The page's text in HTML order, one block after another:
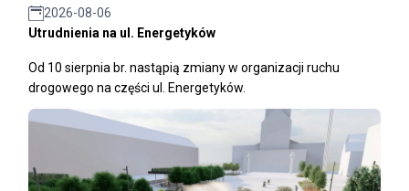
2026-08-06
Utrudnienia na ul. Energetyków
Od 10 sierpnia br. nastąpią zmiany w organizacji ruchu
drogowego na części ul. Energetyków.